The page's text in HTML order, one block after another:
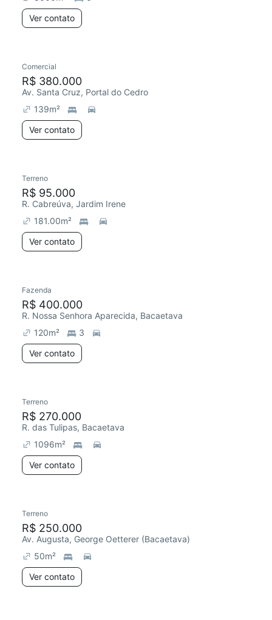
Ver contato
Comercial
R$ 380.000
Av. Santa Cruz, Portal do Cedro
139m²
Ver contato
Terreno
R$ 95.000
R. Cabreúva, Jardim Irene
181.00m²
Ver contato
Fazenda
R$ 400.000
R. Nossa Senhora Aparecida, Bacaetava
120m²
3
Ver contato
Terreno
R$ 270.000
R. das Tulipas, Bacaetava
1096m²
Ver contato
Terreno
R$ 250.000
Av. Augusta, George Oetterer (Bacaetava)
50m²
Ver contato